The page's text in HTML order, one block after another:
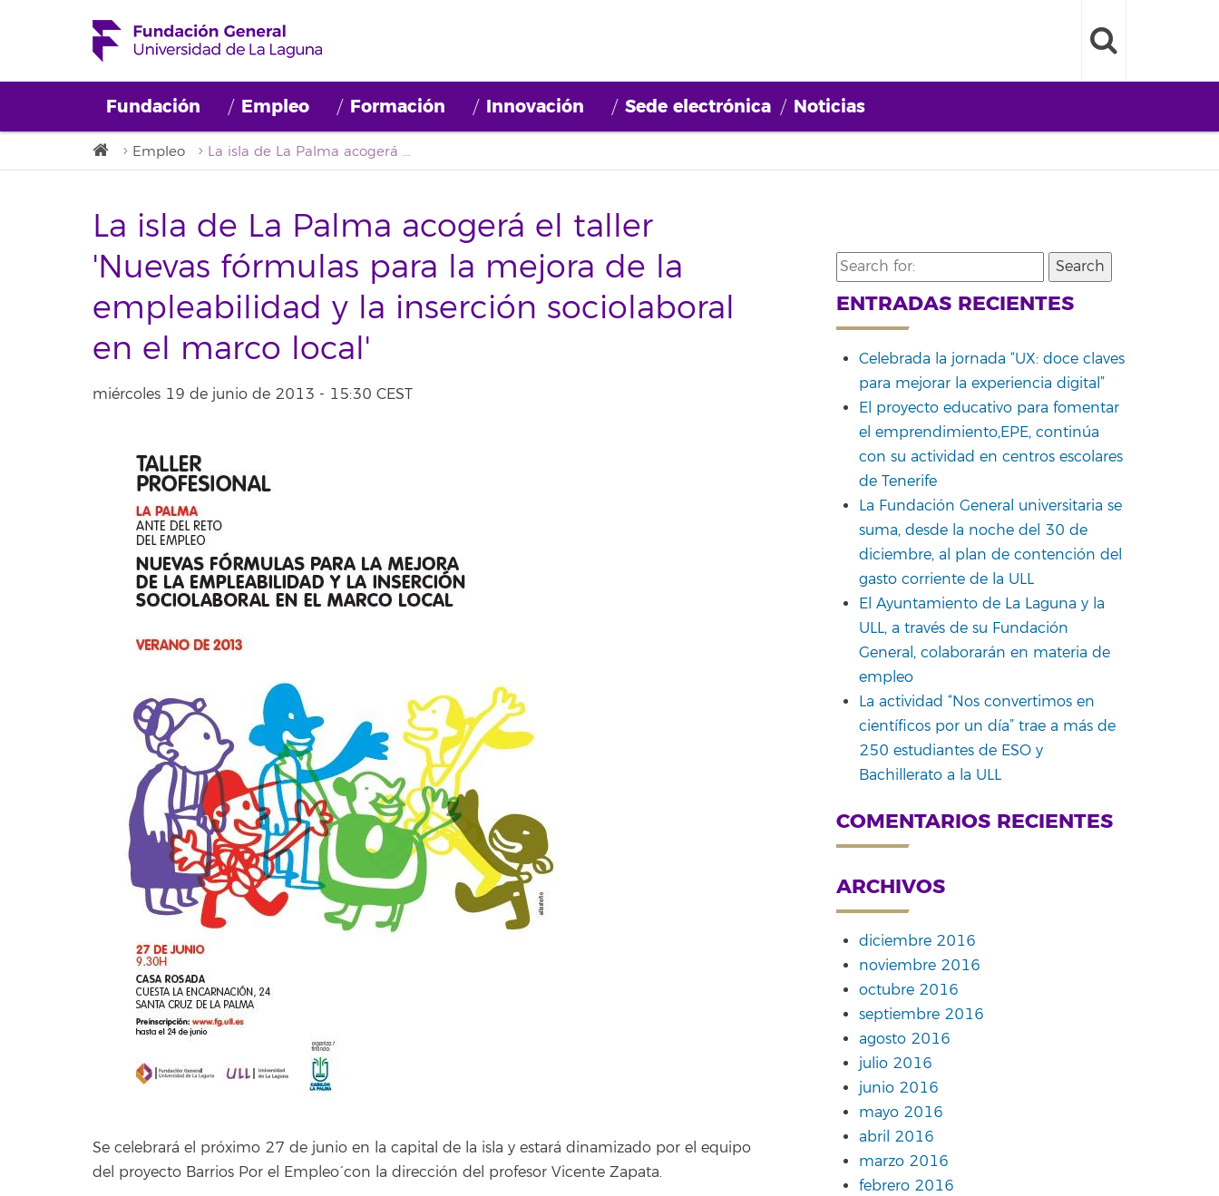
Fundación Empleo Formación Innovación Sede electrónica Noticias
Empleo La isla de La Palma acogerá el taller 'Nuevas fórmulas para la mejora de la empleabilidad y la inserción sociolaboral en el marco local'
La isla de La Palma acogerá el taller
'Nuevas fórmulas para la mejora de la
empleabilidad y la inserción sociolaboral
en el marco local'
miércoles 19 de junio de 2013 - 15:30 CEST
Se celebrará el próximo 27 de junio en la capital de la isla y estará dinamizado por el equipo
del proyecto `Barrios Por el Empleo´ con la dirección del profesor Vicente Zapata.
Search
for:
ENTRADAS RECIENTES
Celebrada la jornada “UX: doce claves
para mejorar la experiencia digital”
El proyecto educativo para fomentar
el emprendimiento,EPE, continúa
con su actividad en centros escolares
de Tenerife
La Fundación General universitaria se
suma, desde la noche del 30 de
diciembre, al plan de contención del
gasto corriente de la ULL
El Ayuntamiento de La Laguna y la
ULL, a través de su Fundación
General, colaborarán en materia de
empleo
La actividad “Nos convertimos en
científicos por un día” trae a más de
250 estudiantes de ESO y
Bachillerato a la ULL
COMENTARIOS RECIENTES
ARCHIVOS
diciembre 2016
noviembre 2016
octubre 2016
septiembre 2016
agosto 2016
julio 2016
junio 2016
mayo 2016
abril 2016
marzo 2016
febrero 2016